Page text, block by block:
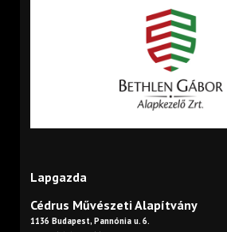
Lapgazda
Cédrus Művészeti Alapítvány
1136 Budapest, Pannónia u. 6.